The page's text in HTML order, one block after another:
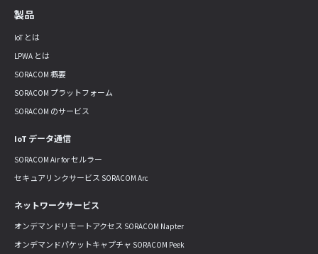
製品
IoT とは
LPWA とは
SORACOM 概要
SORACOM プラットフォーム
SORACOM のサービス
IoT データ通信
SORACOM Air for セルラー
セキュアリンクサービス SORACOM Arc
ネットワークサービス
オンデマンドリモートアクセス SORACOM Napter
オンデマンドパケットキャプチャ SORACOM Peek